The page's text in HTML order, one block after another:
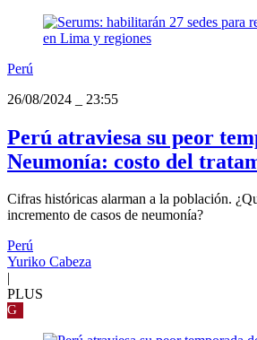
Perú
26/08/2024
23:55
Perú atraviesa su peor
Neumonía: costo del
Cifras históricas alarman a la población.
incremento de casos de neumonía?
Perú
Yuriko Cabeza
PLUS
G